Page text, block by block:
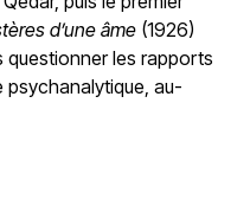
d’une âme (1926)
questionner les rapports
au-